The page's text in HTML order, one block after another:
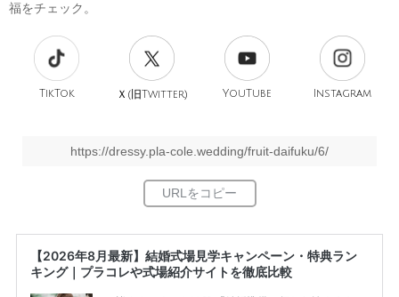
福をチェック。
TikTok Ｘ(旧Twitter) YouTube Instagram
https://dressy.pla-cole.wedding/fruit-daifuku/6/
【2026年8月最新】結婚式場見学キャンペーン・特典ラン
キング｜プラコレや式場紹介サイトを徹底比較